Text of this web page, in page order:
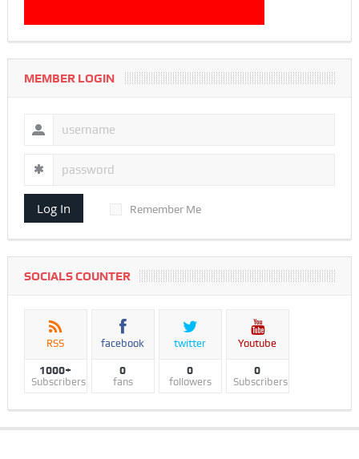
MEMBER LOGIN
Log In Remember Me
SOCIALS COUNTER
RSS
1000+
Subscribers
facebook
0
fans
twitter
0
followers
Youtube
0
Subscribers